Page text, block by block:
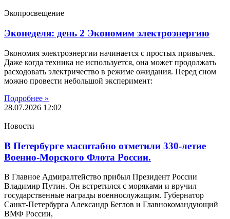
Экопросвещение
Эконеделя: день 2 Экономим электроэнергию
Экономия электроэнергии начинается с простых привычек.
Даже когда техника не используется, она может продолжать
расходовать электричество в режиме ожидания. Перед сном
можно провести небольшой эксперимент:
Подробнее »
28.07.2026 12:02
Новости
В Петербурге масштабно отметили 330-летие
Военно-Морского Флота России.
В Главное Адмиралтейство прибыл Президент России
Владимир Путин. Он встретился с моряками и вручил
государственные награды военнослужащим. Губернатор
Санкт-Петербурга Александр Беглов и Главнокомандующий
ВМФ России,